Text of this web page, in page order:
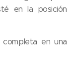
en la posición
en una